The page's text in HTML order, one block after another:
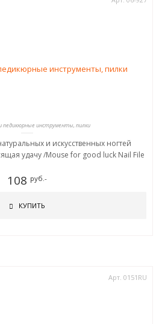
педикюрные инструменты, пилки
и искусственных ногтей
удачу /Mouse for good luck Nail File
108 руб.-
КУПИТЬ
Арт. 0151RU